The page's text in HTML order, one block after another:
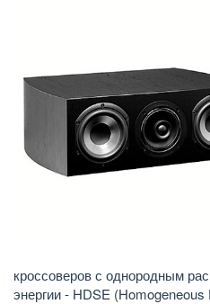
кроссоверов с однородным
энергии - HDSE